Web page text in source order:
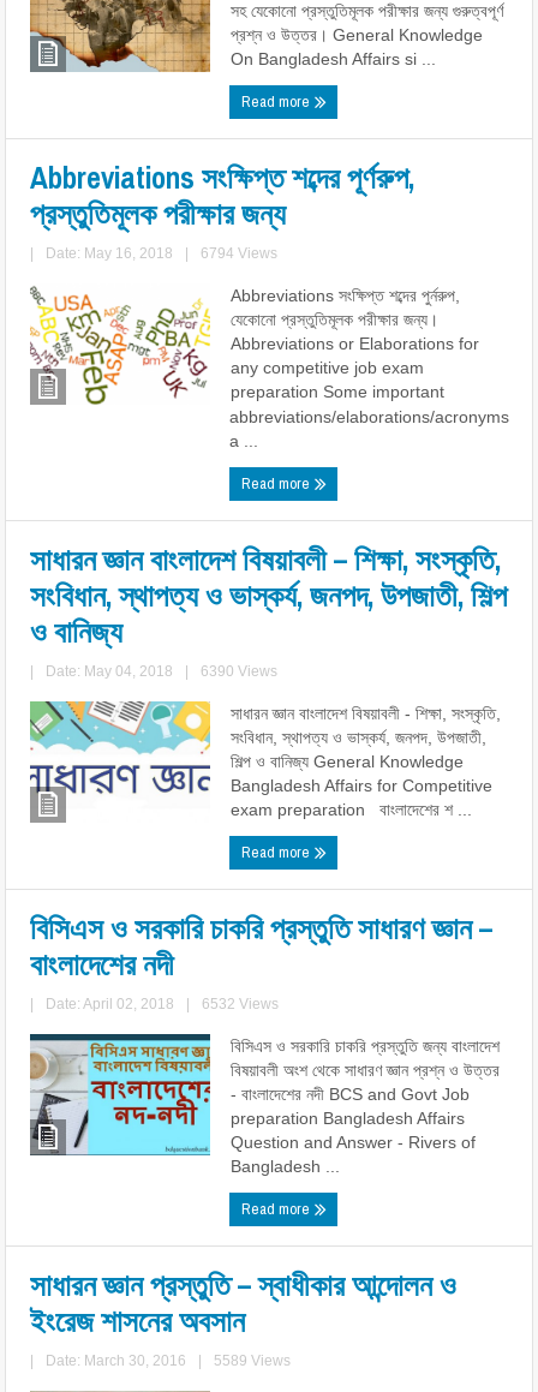
সহ যেকোনো প্রস্তুতিমূলক পরীক্ষার জন্য গুরুত্বপূর্ণ
প্রশ্ন ও উত্তর। General Knowledge
On Bangladesh Affairs si ...
Read more
Abbreviations সংক্ষিপ্ত শব্দের পূর্ণরুপ,
প্রস্তুতিমূলক পরীক্ষার জন্য
Date: May 16, 2018 6794 Views
Abbreviations সংক্ষিপ্ত শব্দের পুর্নরুপ,
যেকোনো প্রস্তুতিমূলক পরীক্ষার জন্য।
Abbreviations or Elaborations for
any competitive job exam
preparation Some important
abbreviations/elaborations/acronyms
a ...
Read more
সাধারন জ্ঞান বাংলাদেশ বিষয়াবলী – শিক্ষা, সংস্কৃতি,
সংবিধান, স্থাপত্য ও ভাস্কর্য, জনপদ, উপজাতী, শিল্প
ও বানিজ্য
Date: May 04, 2018 6390 Views
সাধারন জ্ঞান বাংলাদেশ বিষয়াবলী - শিক্ষা, সংস্কৃতি,
সংবিধান, স্থাপত্য ও ভাস্কর্য, জনপদ, উপজাতী,
শিল্প ও বানিজ্য General Knowledge
Bangladesh Affairs for Competitive
exam preparation বাংলাদেশের শ ...
Read more
বিসিএস ও সরকারি চাকরি প্রস্তুতি সাধারণ জ্ঞান –
বাংলাদেশের নদী
Date: April 02, 2018 6532 Views
বিসিএস ও সরকারি চাকরি প্রস্তুতি জন্য বাংলাদেশ
বিষয়াবলী অংশ থেকে সাধারণ জ্ঞান প্রশ্ন ও উত্তর
- বাংলাদেশের নদী BCS and Govt Job
preparation Bangladesh Affairs
Question and Answer - Rivers of
Bangladesh ...
Read more
সাধারন জ্ঞান প্রস্তুতি – স্বাধীকার আন্দোলন ও
ইংরেজ শাসনের অবসান
Date: March 30, 2016 5589 Views